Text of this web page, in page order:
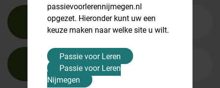
passievoorlerennijmegen.nl
opgezet. Hieronder kunt uw een
keuze maken naar welke site u wilt.
Passie voor Leren
Passie voor Leren
Nijmegen
Afsluiting
Evaluatie werkplekleren